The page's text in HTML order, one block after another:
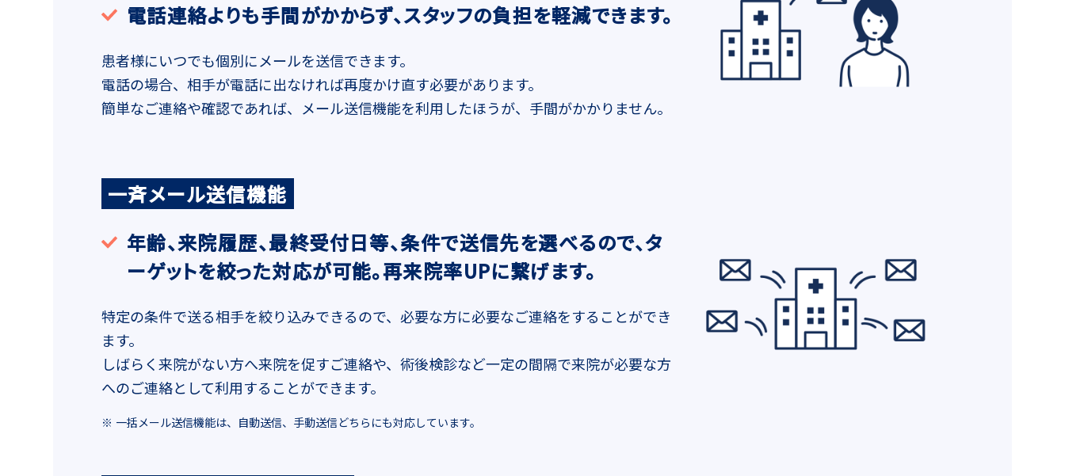
電話連絡よりも手間がかからず、スタッフの負担を軽減できます。
患者様にいつでも個別にメールを送信できます。
電話の場合、相手が電話に出なければ再度かけ直す必要があります。
簡単なご連絡や確認であれば、メール送信機能を利用したほうが、手間がかかりません。
一斉メール送信機能
年齢、来院履歴、最終受付日等、条件で送信先を選べるので、タ
ーゲットを絞った対応が可能。再来院率UPに繋げます。
特定の条件で送る相手を絞り込みできるので、必要な方に必要なご連絡をすることができ
ます。
しばらく来院がない方へ来院を促すご連絡や、術後検診など一定の間隔で来院が必要な方
へのご連絡として利用することができます。
一括メール送信機能は、自動送信、手動送信どちらにも対応しています。